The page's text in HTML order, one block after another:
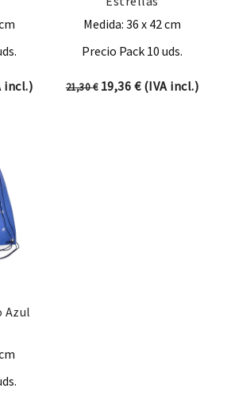
era: 21,30 €.
actual es: 19,36 €.
incl.)
Medida: 36 x 42 cm
Precio Pack 10 uds.
21,30€ El precio original era:
19,36 €El precio
(IVA incl.)
Azul